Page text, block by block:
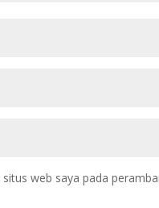
web saya pada